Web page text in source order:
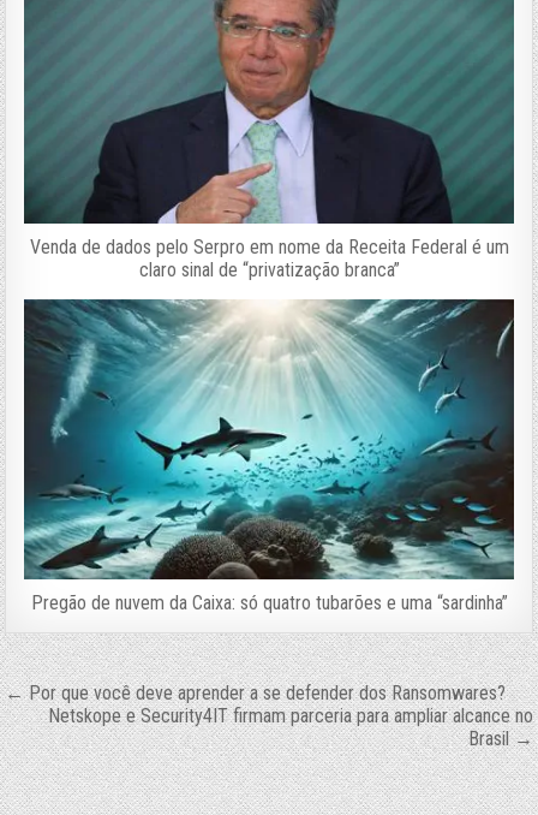
Venda de dados pelo Serpro em nome da Receita Federal é um
claro sinal de “privatização branca”
Pregão de nuvem da Caixa: só quatro tubarões e uma “sardinha”
Navegação
de
Post
← Por que você deve aprender a se defender dos Ransomwares?
Netskope e Security4IT firmam parceria para ampliar alcance no
Brasil →